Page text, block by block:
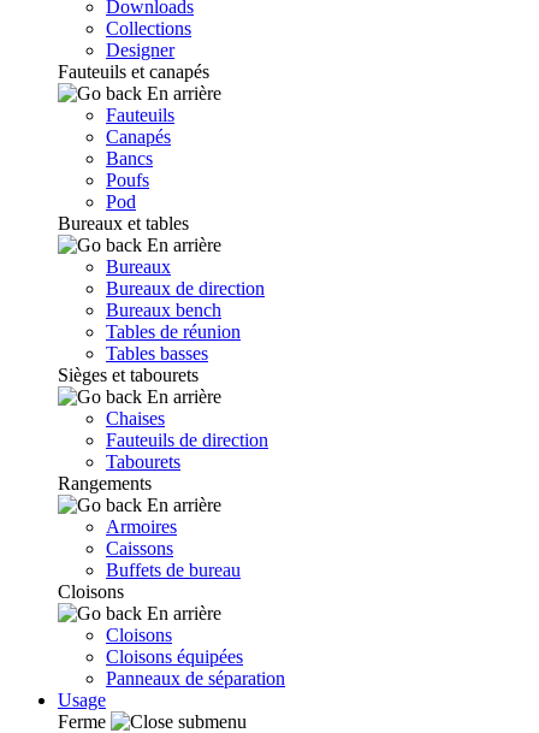
Downloads
Collections
Designer
Fauteuils et canapés
En arrière
Fauteuils
Canapés
Bancs
Poufs
Pod
Bureaux et tables
En arrière
Bureaux
Bureaux de direction
Bureaux bench
Tables de réunion
Tables basses
Sièges et tabourets
En arrière
Chaises
Fauteuils de direction
Tabourets
Rangements
En arrière
Armoires
Caissons
Buffets de bureau
Cloisons
En arrière
Cloisons
Cloisons équipées
Panneaux de séparation
Usage
Ferme